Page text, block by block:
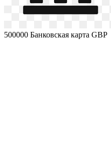
500000 Банковская карта GBP